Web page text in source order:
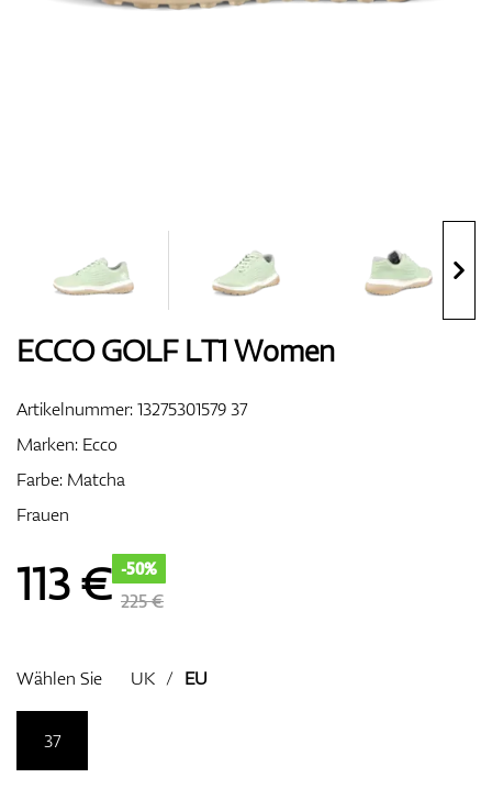
Bags
Entfernungsmesser & GPS
ECCO GOLF LT1 Women
Artikelnummer:13275301579 37
Marken: Ecco
Farbe: Matcha
Frauen
113€ -50%
225 €
Wählen Sie UK / EU
37